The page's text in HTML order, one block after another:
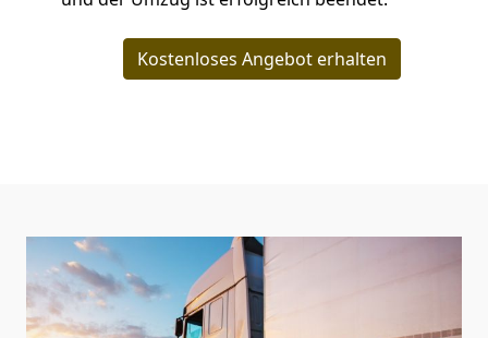
Kostenloses Angebot erhalten